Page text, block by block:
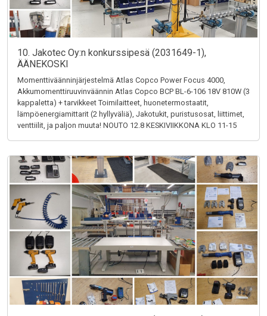
10. Jakotec Oy:n konkurssipesä (2031649-1),
ÄÄNEKOSKI
Momenttiväänninjärjestelmä Atlas Copco Power Focus 4000,
Akkumomenttiruuvinväännin Atlas Copco BCP BL-6-106 18V 810W (3
kappaletta) + tarvikkeet Toimilaitteet, huonetermostaatit,
lämpöenergiamittarit (2 hyllyväliä), Jakotukit, puristusosat, liittimet,
venttiilit, ja paljon muuta! NOUTO 12.8 KESKIVIIKKONA KLO 11-15